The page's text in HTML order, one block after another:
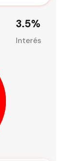
3.5%
Interés